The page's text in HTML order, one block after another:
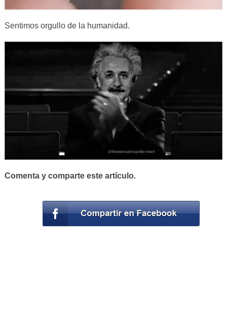
Sentimos orgullo de la humanidad.
Comenta y comparte este artículo.